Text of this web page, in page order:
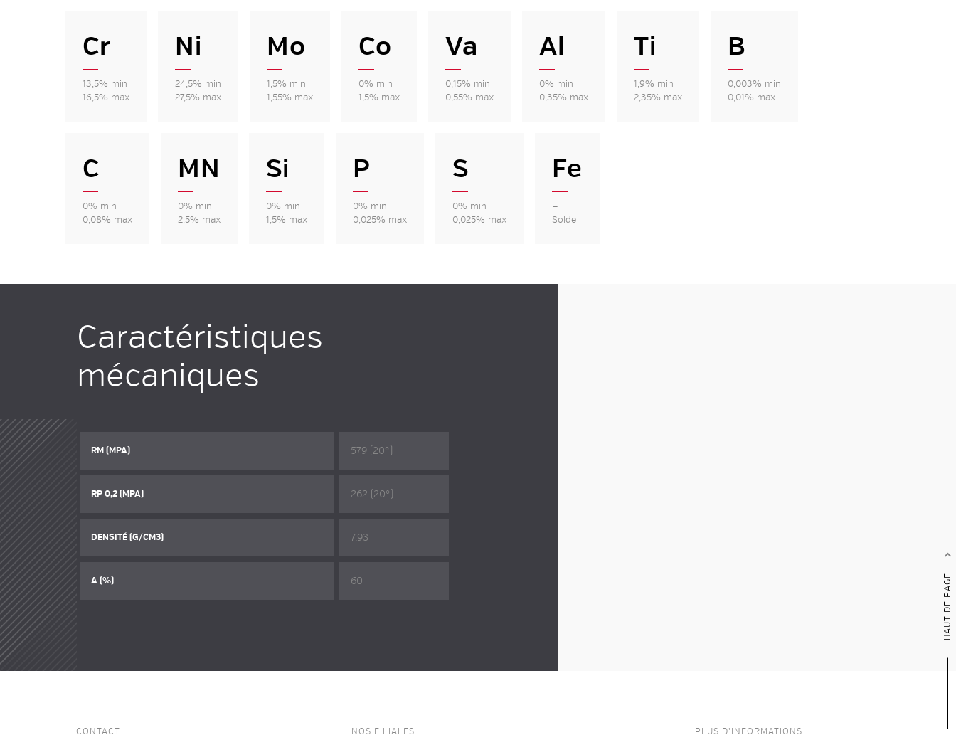
Cr
13,5% min
16,5% max
Ni
24,5% min
27,5% max
Mo
1,5% min
1,55% max
Co
0% min
1,5% max
Va
0,15% min
0,55% max
Al
0% min
0,35% max
Ti
1,9% min
2,35% max
B
0,003% min
0,01% max
C
0% min
0,08% max
MN
0% min
2,5% max
Si
0% min
1,5% max
P
0% min
0,025% max
S
0% min
0,025% max
Fe
—
Solde
HAUT DE PAGE
Caractéristiques
mécaniques
RM (MPA) 579 (20°)
RP 0,2 (MPA) 262 (20°)
DENSITÉ (G/CM3) 7,93
A (%) 60
CONTACT NOS FILIALES PLUS D'INFORMATIONS